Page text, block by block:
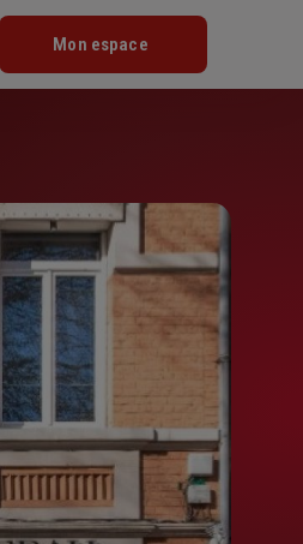
Mon espace